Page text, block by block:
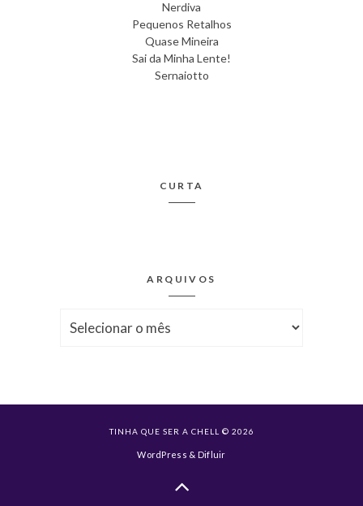
Nerdiva
Pequenos Retalhos
Quase Mineira
Sai da Minha Lente!
Sernaiotto
CURTA
ARQUIVOS
TINHA QUE SER A CHELL © 2026
WordPress & Difluir
Voltar